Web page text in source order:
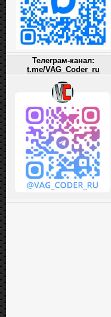
Телеграм-канал:
t.me/VAG_Coder_ru